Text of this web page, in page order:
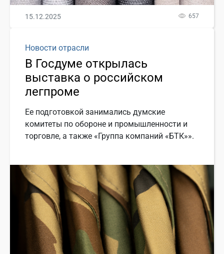
15.12.2025 657
Новости отрасли
В Госдуме открылась
выставка о российском
легпроме
Ее подготовкой занимались думские
комитеты по обороне и промышленности и
торговле, а также «Группа компаний «БТК»».